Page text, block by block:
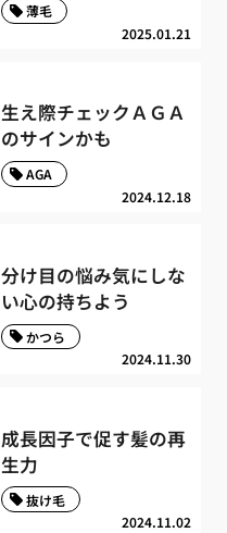
2025.01.21
薄毛
生え際チェックＡＧＡ
のサインかも
2024.12.18
AGA
分け目の悩み気にしな
い心の持ちよう
2024.11.30
かつら
成長因子で促す髪の再
生力
2024.11.02
抜け毛